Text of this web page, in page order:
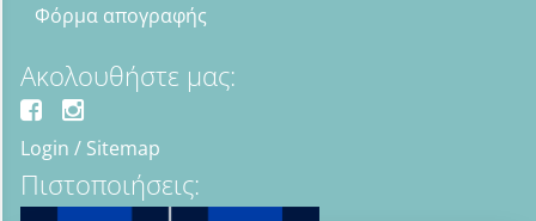
Φόρμα απογραφής
Ακολουθήστε μας:
Login / Sitemap
Πιστοποιήσεις: